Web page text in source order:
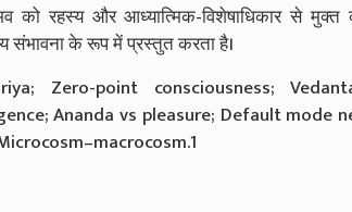
को रहस्य और आध्यात्मिक-विशेषाधिकार से मुक्त
संभावना के रूप में प्रस्तुत करता है।
Zero-point consciousness;
Ananda vs pleasure; Default mode